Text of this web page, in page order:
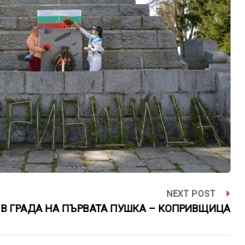
NEXT POST
В ГРАДА НА ПЪРВАТА ПУШКА – КОПРИВЩИЦА